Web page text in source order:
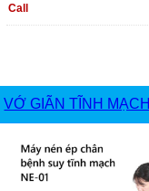
Call
VỚ GIÃN TĨNH MẠCH